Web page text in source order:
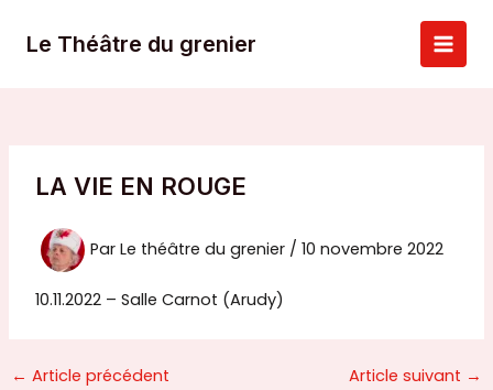
Le Théâtre du grenier
Main
LA VIE EN ROUGE
Par Le théâtre du grenier / 10 novembre 2022
10.11.2022 – Salle Carnot (Arudy)
← Article précédent Article suivant →